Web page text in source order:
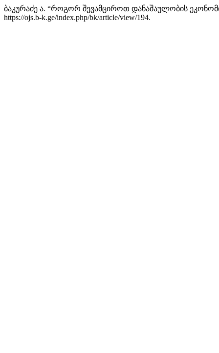
ბაკურაძე ა. “როგორ შევამციროთ დანაშაულობის
https://ojs.b-k.ge/index.php/bk/article/view/194.